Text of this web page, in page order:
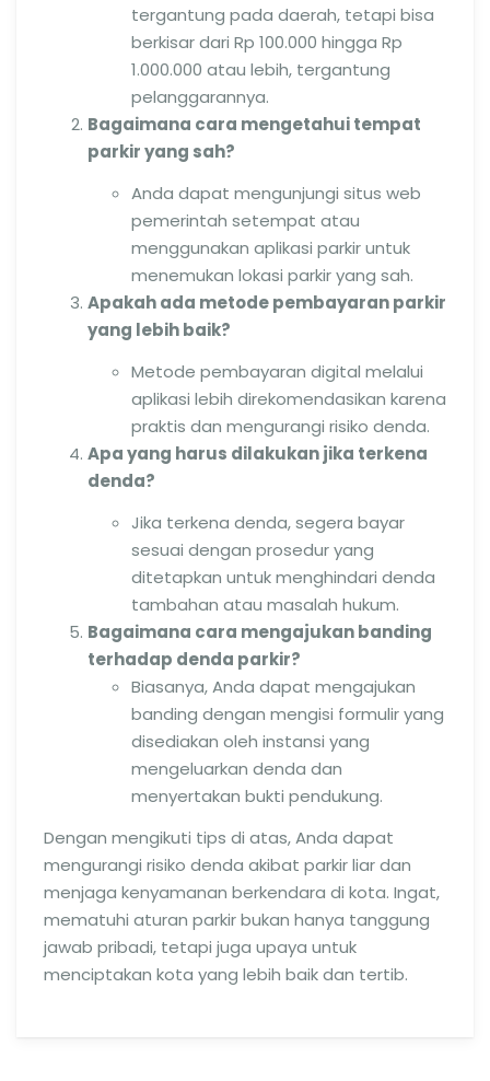
tergantung pada daerah, tetapi bisa
berkisar dari Rp 100.000 hingga Rp
1.000.000 atau lebih, tergantung
pelanggarannya.
Bagaimana cara mengetahui tempat
parkir yang sah?
Anda dapat mengunjungi situs web
pemerintah setempat atau
menggunakan aplikasi parkir untuk
menemukan lokasi parkir yang sah.
Apakah ada metode pembayaran parkir
yang lebih baik?
Metode pembayaran digital melalui
aplikasi lebih direkomendasikan karena
praktis dan mengurangi risiko denda.
Apa yang harus dilakukan jika terkena
denda?
Jika terkena denda, segera bayar
sesuai dengan prosedur yang
ditetapkan untuk menghindari denda
tambahan atau masalah hukum.
Bagaimana cara mengajukan banding
terhadap denda parkir?
Biasanya, Anda dapat mengajukan
banding dengan mengisi formulir yang
disediakan oleh instansi yang
mengeluarkan denda dan
menyertakan bukti pendukung.
Dengan mengikuti tips di atas, Anda dapat
mengurangi risiko denda akibat parkir liar dan
menjaga kenyamanan berkendara di kota. Ingat,
mematuhi aturan parkir bukan hanya tanggung
jawab pribadi, tetapi juga upaya untuk
menciptakan kota yang lebih baik dan tertib.